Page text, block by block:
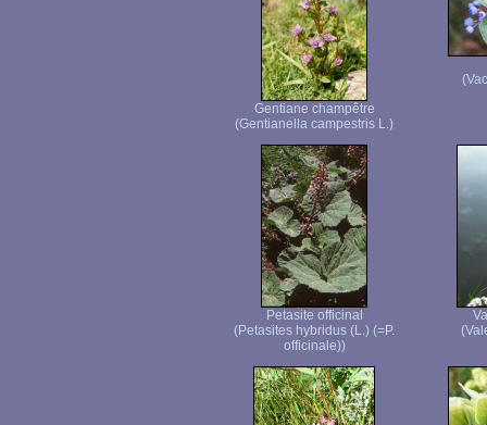
Gentiane champêtre
(Gentianella campestris L.)
Petasite officinal
(Petasites hybridus (L.) (=P.
officinale))